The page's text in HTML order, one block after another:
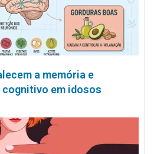
a memória e
em idosos